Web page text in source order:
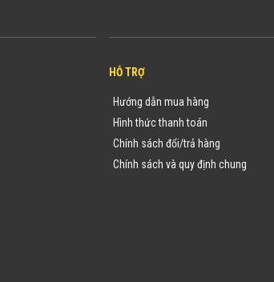
HỖ TRỢ
Hướng dẫn mua hàng
Hình thức thanh toán
Chính sách đổi/trả hàng
Chính sách và quy định chung